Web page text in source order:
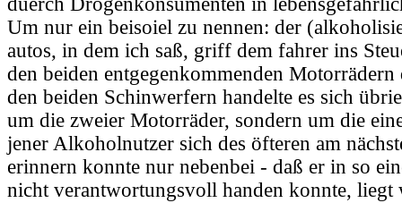
Um nur ein beisoiel zu nennen: der
autos, in dem ich saß, griff dem fahrer ins
den beiden entgegenkommenden
den beiden Schinwerfern handelte es sich
um die zweier Motorräder, sondern um die
jener Alkoholnutzer sich des öfteren am
erinnern konnte nur nebenbei - daß er in so
nicht verantwortungsvoll handen konnte, liegt